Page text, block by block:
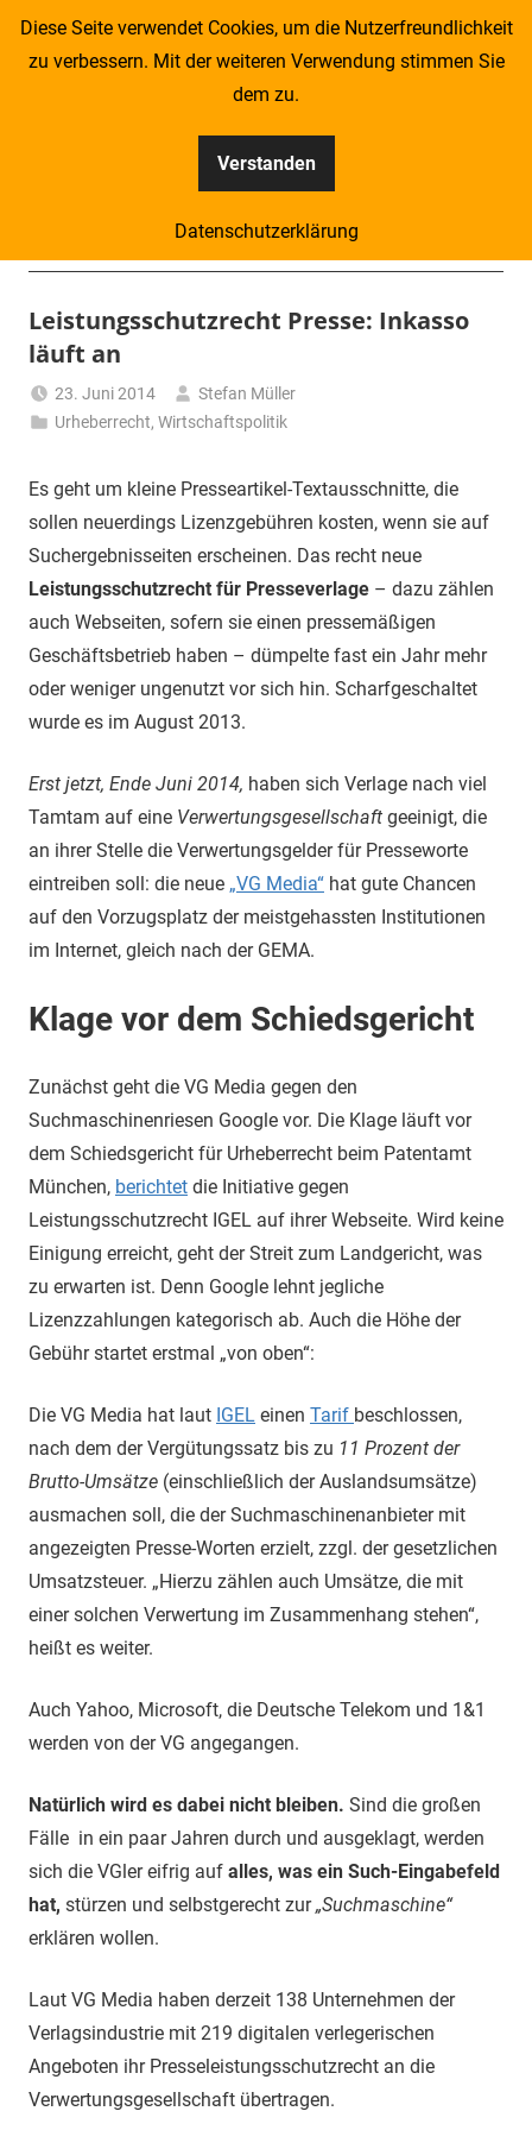
Zum
Kompass
–
Zeitung
für
Piraten
Leistungsschutzrecht Presse: Inkasso
läuft an
23. Juni 2014
Stefan Müller
Urheberrecht,Wirtschaftspolitik
Es geht um kleine Presseartikel-Textausschnitte, die
sollen neuerdings Lizenzgebühren kosten, wenn sie auf
Suchergebnisseiten erscheinen. Das recht neue
Leistungsschutzrecht für Presseverlage – dazu zählen
auch Webseiten, sofern sie einen pressemäßigen
Geschäftsbetrieb haben – dümpelte fast ein Jahr mehr
oder weniger ungenutzt vor sich hin. Scharfgeschaltet
wurde es im August 2013.
Erst jetzt, Ende Juni 2014, haben sich Verlage nach viel
Tamtam auf eine Verwertungsgesellschaft geeinigt, die
an ihrer Stelle die Verwertungsgelder für Presseworte
eintreiben soll: die neue „VG Media“ hat gute Chancen
auf den Vorzugsplatz der meistgehassten Institutionen
im Internet, gleich nach der GEMA.
Klage vor dem Schiedsgericht
Zunächst geht die VG Media gegen den
Suchmaschinenriesen Google vor. Die Klage läuft vor
dem Schiedsgericht für Urheberrecht beim Patentamt
München, berichtet die Initiative gegen
Leistungsschutzrecht IGEL auf ihrer Webseite. Wird keine
Einigung erreicht, geht der Streit zum Landgericht, was
zu erwarten ist. Denn Google lehnt jegliche
Lizenzzahlungen kategorisch ab. Auch die Höhe der
Gebühr startet erstmal „von oben“:
Die VG Media hat laut IGEL einen Tarif beschlossen,
nach dem der Vergütungssatz bis zu 11 Prozent der
Brutto-Umsätze (einschließlich der Auslandsumsätze)
ausmachen soll, die der Suchmaschinenanbieter mit
angezeigten Presse-Worten erzielt, zzgl. der gesetzlichen
Umsatzsteuer. „Hierzu zählen auch Umsätze, die mit
einer solchen Verwertung im Zusammenhang stehen“,
heißt es weiter.
Auch Yahoo, Microsoft, die Deutsche Telekom und 1&1
werden von der VG angegangen.
Natürlich wird es dabei nicht bleiben. Sind die großen
Fälle in ein paar Jahren durch und ausgeklagt, werden
sich die VGler eifrig auf alles, was ein Such-Eingabefeld
hat, stürzen und selbstgerecht zur„Suchmaschine“
erklären wollen.
Laut VG Media haben derzeit 138 Unternehmen der
Verlagsindustrie mit 219 digitalen verlegerischen
Angeboten ihr Presseleistungsschutzrecht an die
Verwertungsgesellschaft übertragen.
Diese Seite verwendet Cookies, um die Nutzerfreundlichkeit
zu verbessern. Mit der weiteren Verwendung stimmen Sie
dem zu.
Verstanden
Datenschutzerklärung